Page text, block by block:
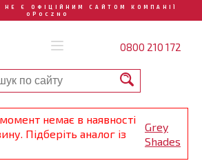
НЕ Є ОФІЦІЙНИМ САЙТОМ КОМПАНІЇ
OPOCZNO
0800 210 172
немає в наявності
Підберіть аналог із
Grey
Shades